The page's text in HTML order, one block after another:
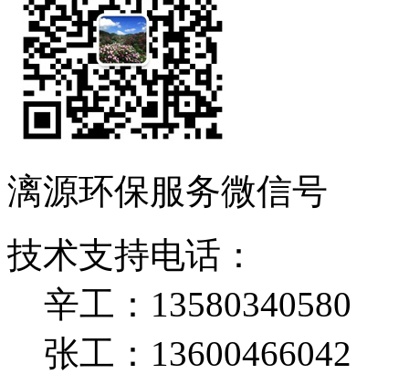
漓源环保服务微信号
技术支持电话：
辛工：13580340580
张工：13600466042